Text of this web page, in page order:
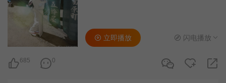
685 0
立即播放 闪电播放